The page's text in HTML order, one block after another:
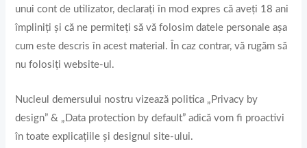
unui cont de utilizator, declaraţi în mod expres că aveţi 18 ani
împliniți şi că ne permiteţi să vă folosim datele personale aşa
cum este descris în acest material. În caz contrar, vă rugăm să
nu folosiţi website-ul.
Nucleul demersului nostru vizează politica „Privacy by
design” & „Data protection by default” adică vom fi proactivi
în toate explicațiile și designul site-ului.